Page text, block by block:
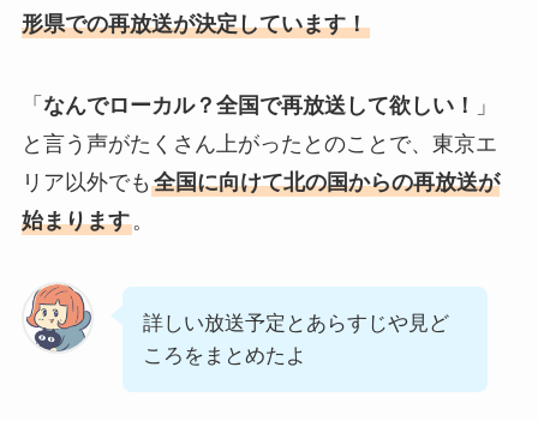
形県での再放送が決定しています！
「 なんでローカル？全国で再放送して欲しい！
」
と言う声がたくさん上がったとのことで、東京エ
リア以外でも 全国に向けて北の国からの再放送が
始まります。
詳しい放送予定とあらすじや見ど
ころをまとめたよ